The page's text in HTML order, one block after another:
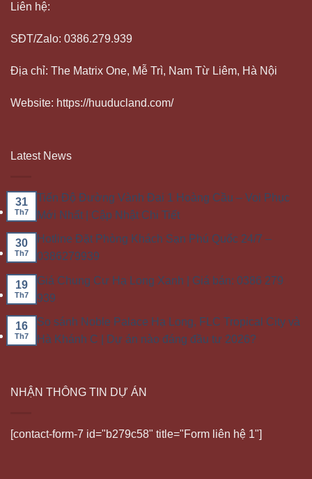
Liên hệ:
SĐT/Zalo: 0386.279.939
Địa chỉ: The Matrix One, Mễ Trì, Nam Từ Liêm, Hà Nội
Website: https://huuducland.com/
Latest News
31
Th7
Tiến Độ Đường Vành Đai 1 Hoàng Cầu – Voi Phục
Mới Nhất | Cập Nhật Chi Tiết
30
Th7
Hotline Đặt Phòng Khách Sạn Phú Quốc 24/7 –
0386279939
19
Th7
Giá Chung Cư Hạ Long Xanh | Giá bán: 0386 279
939
16
Th7
So sánh Noble Palace Hạ Long, FLC Tropical City và
Hà Khánh C | Dự án nào đáng đầu tư 2026?
NHẬN THÔNG TIN DỰ ÁN
[contact-form-7 id="b279c58" title="Form liên hệ 1"]